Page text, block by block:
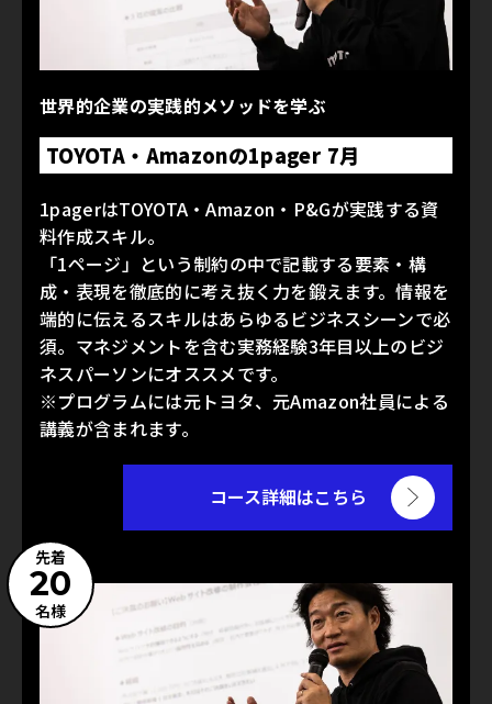
世界的企業の実践的メソッドを学ぶ
TOYOTA・Amazonの1pager 7月
1pagerはTOYOTA・Amazon・P&Gが実践する資
料作成スキル。
「1ページ」という制約の中で記載する要素・構
成・表現を徹底的に考え抜く力を鍛えます。情報を
端的に伝えるスキルはあらゆるビジネスシーンで必
須。マネジメントを含む実務経験3年目以上のビジ
ネスパーソンにオススメです。
※プログラムには元トヨタ、元Amazon社員による
講義が含まれます。
コース詳細はこちら
先着
20
名様